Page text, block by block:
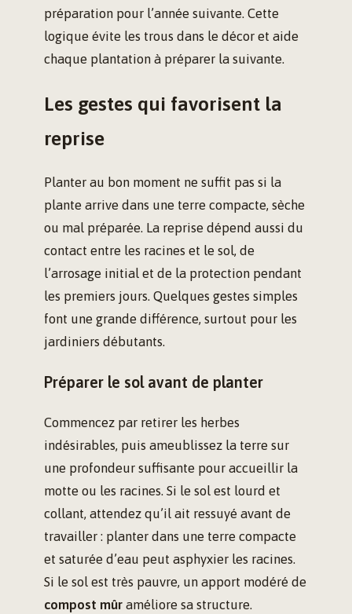
préparation pour l’année suivante. Cette
logique évite les trous dans le décor et aide
chaque plantation à préparer la suivante.
Les gestes qui favorisent la
reprise
Planter au bon moment ne suffit pas si la
plante arrive dans une terre compacte, sèche
ou mal préparée. La reprise dépend aussi du
contact entre les racines et le sol, de
l’arrosage initial et de la protection pendant
les premiers jours. Quelques gestes simples
font une grande différence, surtout pour les
jardiniers débutants.
Préparer le sol avant de planter
Commencez par retirer les herbes
indésirables, puis ameublissez la terre sur
une profondeur suffisante pour accueillir la
motte ou les racines. Si le sol est lourd et
collant, attendez qu’il ait ressuyé avant de
travailler : planter dans une terre compacte
et saturée d’eau peut asphyxier les racines.
Si le sol est très pauvre, un apport modéré de
compost mûr améliore sa structure.